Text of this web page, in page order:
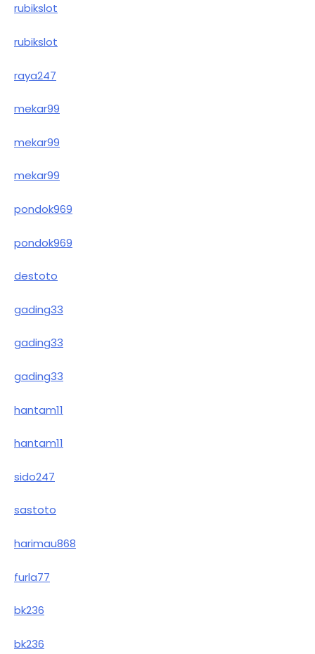
rubikslot
rubikslot
raya247
mekar99
mekar99
mekar99
pondok969
pondok969
destoto
gading33
gading33
gading33
hantam11
hantam11
sido247
sastoto
harimau868
furla77
bk236
bk236